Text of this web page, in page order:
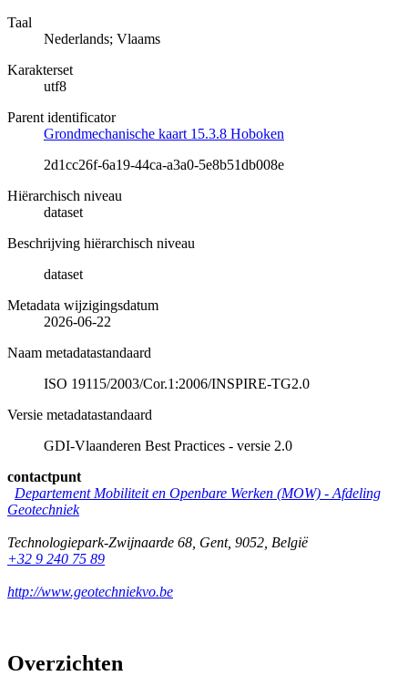
Taal
Nederlands; Vlaams
Karakterset
utf8
Parent identificator
Grondmechanische kaart 15.3.8 Hoboken
2d1cc26f-6a19-44ca-a3a0-5e8b51db008e
Hiërarchisch niveau
dataset
Beschrijving hiërarchisch niveau
dataset
Metadata wijzigingsdatum
2026-06-22
Naam metadatastandaard
ISO 19115/2003/Cor.1:2006/INSPIRE-TG2.0
Versie metadatastandaard
GDI-Vlaanderen Best Practices - versie 2.0
contactpunt
Departement Mobiliteit en Openbare Werken (MOW) - Afdeling
Geotechniek
Technologiepark-Zwijnaarde 68 Gent, 9052 België
+32 9 240 75 89
http://www.geotechniekvo.be
Overzichten